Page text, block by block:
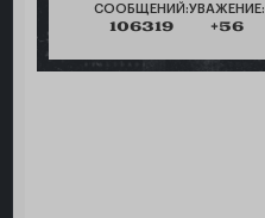
СООБЩЕНИЙ:
106319
УВАЖЕНИЕ:
+56